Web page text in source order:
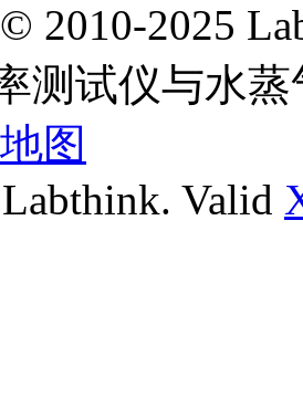
2010-2025
测试仪与水
图
Valid